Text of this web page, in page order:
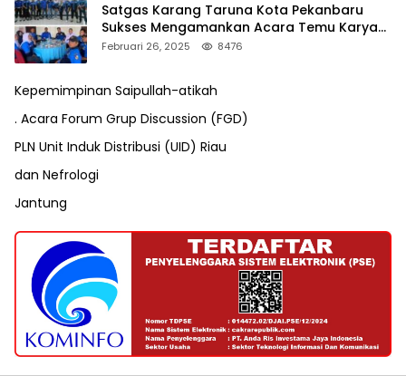
Satgas Karang Taruna Kota Pekanbaru
Sukses Mengamankan Acara Temu Karya
VII Karang Taruna Pekanbaru
Februari 26, 2025 8476
Kepemimpinan Saipullah-atikah
. Acara Forum Grup Discussion (FGD)
PLN Unit Induk Distribusi (UID) Riau
dan Nefrologi
Jantung